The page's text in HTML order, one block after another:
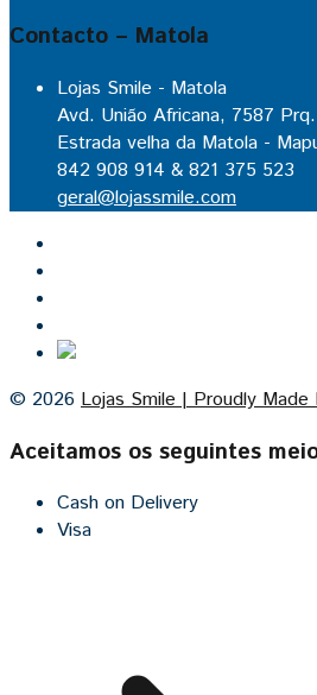
Contacto – Matola
Lojas Smile - Matola
Avd. União Africana, 7587
Estrada velha da Matola -
842 908 914 & 821 375 523
geral@lojassmile.com
© 2026 Lojas Smile | Proudly
Aceitamos os seguintes
Cash on Delivery
Visa